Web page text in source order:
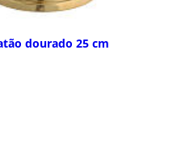
dourado 25 cm